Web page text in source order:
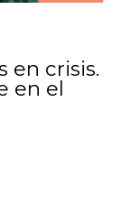
en crisis.
en el